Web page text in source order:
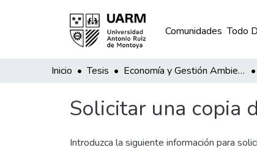
Comunidades Todo
Inicio Tesis Economía y Gestión Ambiental
Solicitar una copia
Introduzca la siguiente información para